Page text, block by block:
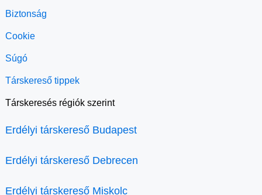
Biztonság
Cookie
Súgó
Társkereső tippek
Társkeresés régiók szerint
Erdélyi társkereső Budapest
Erdélyi társkereső Debrecen
Erdélyi társkereső Miskolc